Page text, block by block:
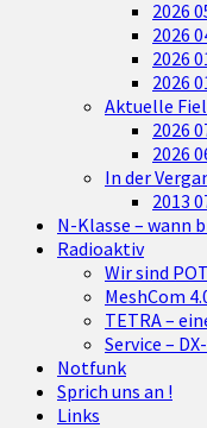
2026
2026
2026
2026
Aktuelle
2026
2026
In der
2013
N-Klasse – wann
Radioaktiv
Wir sind
MeshCom
TETRA –
Service –
Notfunk
Sprich uns an !
Links